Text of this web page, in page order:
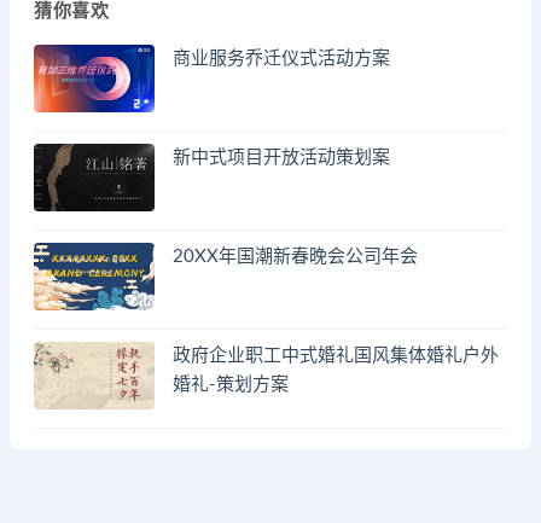
猜你喜欢
商业服务乔迁仪式活动方案
新中式项目开放活动策划案
20XX年国潮新春晚会公司年会
政府企业职工中式婚礼国风集体婚礼户外
婚礼-策划方案